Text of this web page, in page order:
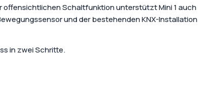
offensichtlichen Schaltfunktion unterstützt Mini 1 auch
und der bestehenden KNX-Installation
in zwei Schritte.